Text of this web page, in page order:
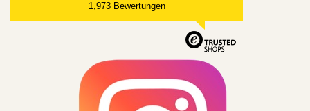
1,973 Bewertungen